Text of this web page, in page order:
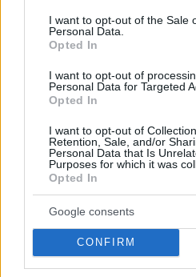
consent section.
I want to opt-out of the Sale
Personal Data.
Opted In
I want to opt-out of
Personal Data for Targeted
Opted In
I want to opt-out of
Retention, Sale, and/or
Personal Data that Is
Purposes for which it was
Opted In
Google consents
CONFIRM
Αλαβάνος (Θέμα 104,6):
τόσο μεγάλη ζημιά στην
«Το πλήγμα στο σπίτι σου
σου» τόνισε ο πρώην
09.07.2020, 13:06